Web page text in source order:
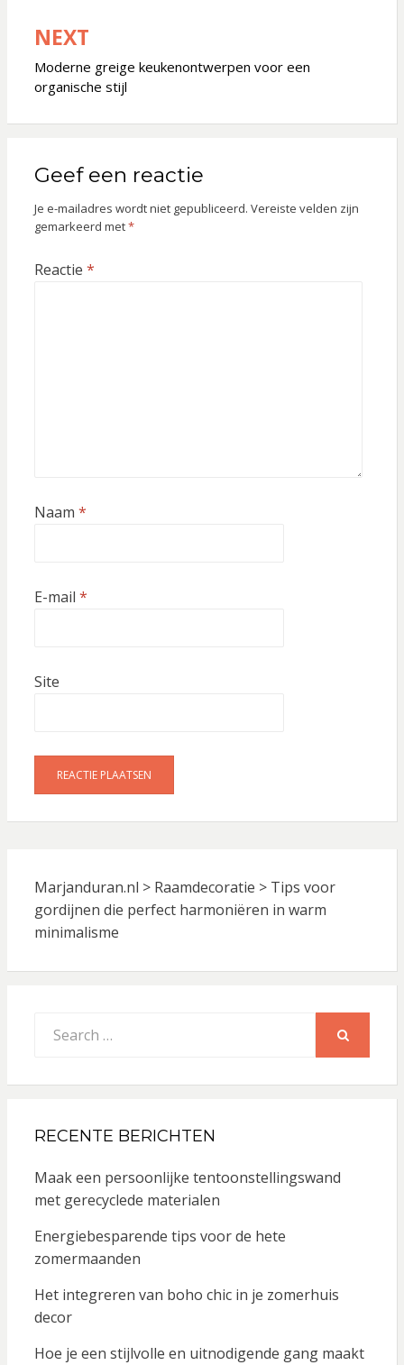
NEXT
Moderne greige keukenontwerpen voor een
organische stijl
Geef een reactie
Je e-mailadres wordt niet gepubliceerd. Vereiste velden zijn
gemarkeerd met*
Reactie *
Naam *
E-mail *
Site
Marjanduran.nl > Raamdecoratie > Tips voor
gordijnen die perfect harmoniëren in warm
minimalisme
for:
RECENTE BERICHTEN
Maak een persoonlijke tentoonstellingswand
met gerecyclede materialen
Energiebesparende tips voor de hete
zomermaanden
Het integreren van boho chic in je zomerhuis
decor
Hoe je een stijlvolle en uitnodigende gang maakt